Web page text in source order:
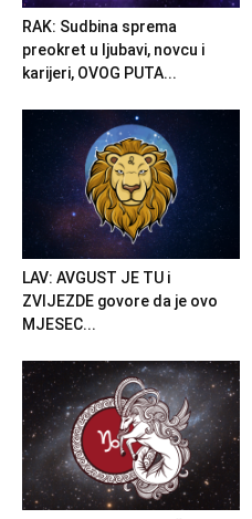
RAK: Sudbina sprema
preokret u ljubavi, novcu i
karijeri, OVOG PUTA...
LAV: AVGUST JE TU i
ZVIJEZDE govore da je ovo
MJESEC...